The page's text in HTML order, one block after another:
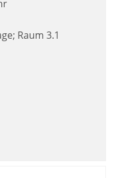
Raum 3.1